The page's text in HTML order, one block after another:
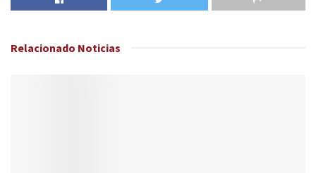
Relacionado Noticias